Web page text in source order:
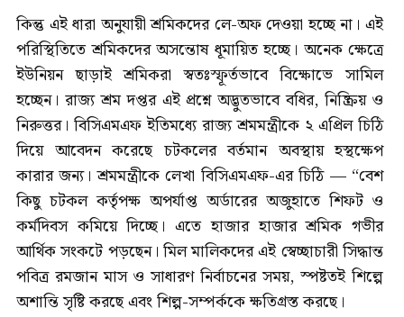
কিন্তু এই ধারা অনুযায়ী শ্রমিকদের লে-অফ দেওয়া হচ্ছে না। এই
পরিস্থিতিতে শ্রমিকদের অসন্তোষ ধূমায়িত হচ্ছে। অনেক ক্ষেত্রে
ইউনিয়ন ছাড়াই শ্রমিকরা স্বতঃস্ফূর্তভাবে বিক্ষোভে সামিল
হচ্ছেন। রাজ্য শ্রম দপ্তর এই প্রশ্নে অদ্ভুতভাবে বধির, নিষ্ক্রিয় ও
নিরুত্তর। বিসিএমএফ ইতিমধ্যে রাজ্য শ্রমমন্ত্রীকে ২ এপ্রিল চিঠি
দিয়ে আবেদন করেছে চটকলের বর্তমান অবস্থায় হস্থক্ষেপ
কারার জন্য। শ্রমমন্ত্রীকে লেখা বিসিএমএফ-এর চিঠি — “বেশ
কিছু চটকল কর্তৃপক্ষ অপর্যাপ্ত অর্ডারের অজুহাতে শিফট ও
কর্মদিবস কমিয়ে দিচ্ছে। এতে হাজার হাজার শ্রমিক গভীর
আর্থিক সংকটে পড়ছেন। মিল মালিকদের এই স্বেচ্ছাচারী সিদ্ধান্ত
পবিত্র রমজান মাস ও সাধারণ নির্বাচনের সময়, স্পষ্টতই শিল্পে
অশান্তি সৃষ্টি করছে এবং শিল্প-সম্পর্ককে ক্ষতিগ্রস্ত করছে।